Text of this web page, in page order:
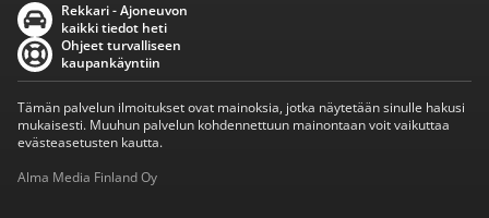
Rekkari - Ajoneuvon
kaikki tiedot heti
Ohjeet turvalliseen
kaupankäyntiin
Tämän palvelun ilmoitukset ovat mainoksia, jotka näytetään sinulle hakusi
mukaisesti. Muuhun palvelun kohdennettuun mainontaan voit vaikuttaa
evästeasetusten kautta.
Alma Media Finland Oy